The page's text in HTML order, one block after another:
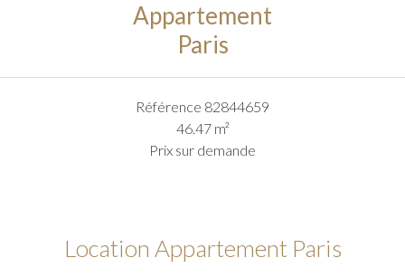
Appartement
Paris
Référence 82844659
46.47m²
Prix sur demande
Location Appartement Paris